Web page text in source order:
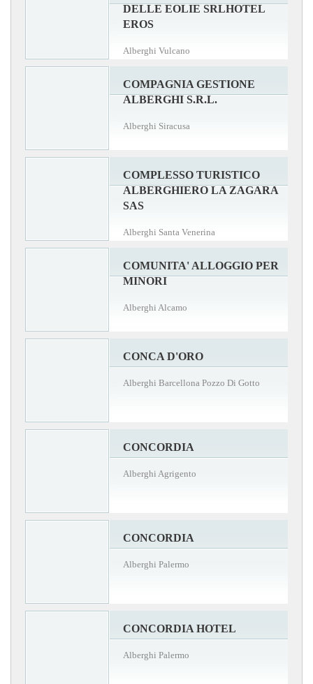
DELLE EOLIE SRLHOTEL
EROS
Alberghi Vulcano
COMPAGNIA GESTIONE
ALBERGHI S.R.L.
Alberghi Siracusa
COMPLESSO TURISTICO
ALBERGHIERO LA ZAGARA
SAS
Alberghi Santa Venerina
COMUNITA' ALLOGGIO PER
MINORI
Alberghi Alcamo
CONCA D'ORO
Alberghi Barcellona Pozzo Di Gotto
CONCORDIA
Alberghi Agrigento
CONCORDIA
Alberghi Palermo
CONCORDIA HOTEL
Alberghi Palermo